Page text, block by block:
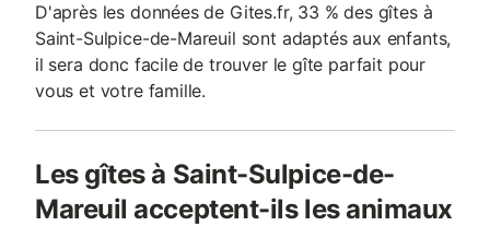
D'après les données de Gites.fr, 33 % des gîtes à
Saint-Sulpice-de-Mareuil sont adaptés aux enfants,
il sera donc facile de trouver le gîte parfait pour
vous et votre famille.
Les gîtes à Saint-Sulpice-de-
Mareuil acceptent-ils les animaux